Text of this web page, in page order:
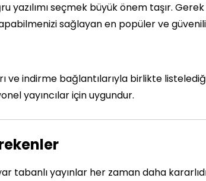
yazılımı seçmek büyük önem taşır. Gerek
sağlayan en popüler ve
ve indirme bağlantılarıyla birlikte
yayıncılar için uygundur.
tabanlı yayınlar her zaman daha